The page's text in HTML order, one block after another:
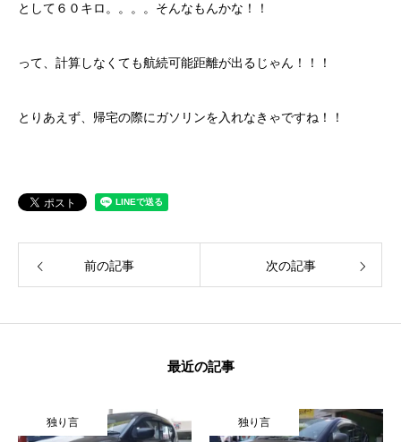
ご挨拶
会社概要
部品取付
として６０キロ。。。。そんなもんかな！！
って、計算しなくても航続可能距離が出るじゃん！！！
とりあえず、帰宅の際にガソリンを入れなきゃですね！！
前の記事 次の記事
最近の記事
独り言 独り言